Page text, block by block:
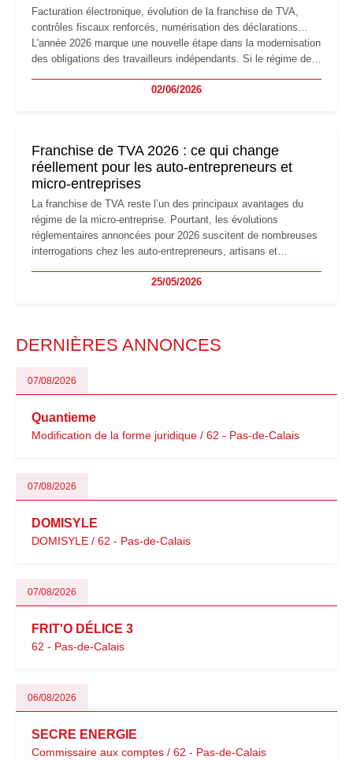
Facturation électronique, évolution de la franchise de TVA,
contrôles fiscaux renforcés, numérisation des déclarations…
L'année 2026 marque une nouvelle étape dans la modernisation
des obligations des travailleurs indépendants. Si le régime de
les auto-entrepreneurs devront s'adapter à un environnement
02/06/2026
Franchise de TVA 2026 : ce qui change
réellement pour les auto-entrepreneurs et
micro-entreprises
La franchise de TVA reste l’un des principaux avantages du
régime de la micro-entreprise. Pourtant, les évolutions
réglementaires annoncées pour 2026 suscitent de nombreuses
interrogations chez les auto-entrepreneurs, artisans et
facturation ou risque de bascule vers la TVA : les règles
25/05/2026
DERNIÈRES ANNONCES
07/08/2026
Quantieme
Modification de la forme juridique / 62 - Pas-de-Calais
07/08/2026
DOMISYLE
DOMISYLE / 62 - Pas-de-Calais
07/08/2026
FRIT'O DÉLICE 3
62 - Pas-de-Calais
06/08/2026
SECRE ENERGIE
Commissaire aux comptes / 62 - Pas-de-Calais